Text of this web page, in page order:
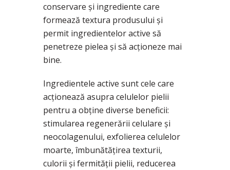
conservare și ingrediente care
formează textura produsului și
permit ingredientelor active să
penetreze pielea și să acționeze mai
bine.
Ingredientele active sunt cele care
acționează asupra celulelor pielii
pentru a obține diverse beneficii:
stimularea regenerării celulare și
neocolagenului, exfolierea celulelor
moarte, îmbunătățirea texturii,
culorii și fermității pielii, reducerea